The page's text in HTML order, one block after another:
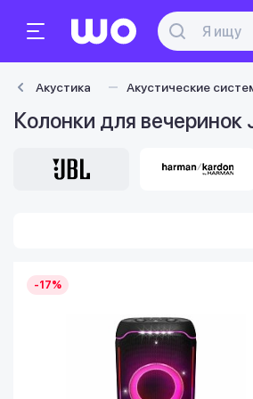
Акустика Акустические
Колонки для вечеринок
-17%